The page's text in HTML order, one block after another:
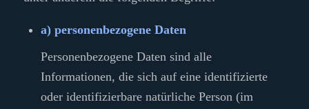
a) personenbezogene Daten
Personenbezogene Daten sind alle
Informationen, die sich auf eine identifizierte
oder identifizierbare natürliche Person (im